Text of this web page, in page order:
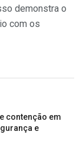
demonstra o
com os
contenção em
e